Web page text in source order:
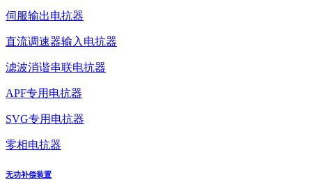
伺服输出电抗器
直流调速器输入电抗器
滤波消谐串联电抗器
APF专用电抗器
SVG专用电抗器
零相电抗器
无功补偿装置